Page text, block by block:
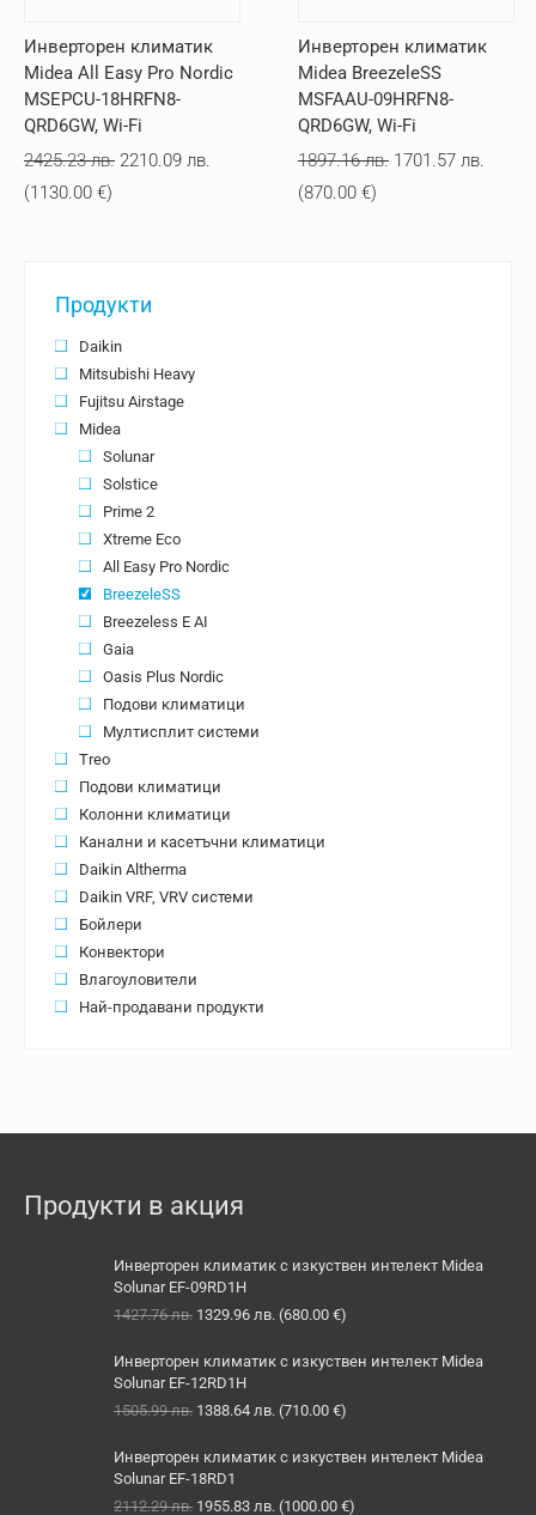
Инверторен климатик
Midea All Easy Pro Nordic
MSEPCU-18HRFN8-
QRD6GW, Wi-Fi
2425.23лв. Original
2210.09 лв.
(1130.00 €)
Инверторен климатик
Midea BreezeleSS
MSFAAU-09HRFN8-
QRD6GW, Wi-Fi
1897.16лв. Original
1701.57 лв.
(870.00 €)
Продукти
Daikin
Mitsubishi Heavy
Fujitsu Airstage
Midea
Solunar
Solstice
Prime 2
Xtreme Eco
All Easy Pro Nordic
BreezeleSS
Breezeless E AI
Gaia
Oasis Plus Nordic
Подови климатици
Мултисплит системи
Treo
Подови климатици
Колонни климатици
Канални и касетъчни климатици
Daikin Altherma
Daikin VRF, VRV системи
Бойлери
Конвектори
Влагоуловители
Най-продавани продукти
Продукти в акция
Инверторен климатик с изкуствен интелект Midea
Solunar EF-09RD1H
1427.76лв. Original
was:
1427.76 лв..
1329.96 лв. Текущата
е:
(680.00 €)
Инверторен климатик с изкуствен интелект Midea
Solunar EF-12RD1H
1505.99лв. Original
was:
1505.99 лв..
1388.64 лв. Текущата
е:
(710.00 €)
Инверторен климатик с изкуствен интелект Midea
Solunar EF-18RD1
2112.29лв. Original
1955.83 лв. Текущата
(1000.00 €)